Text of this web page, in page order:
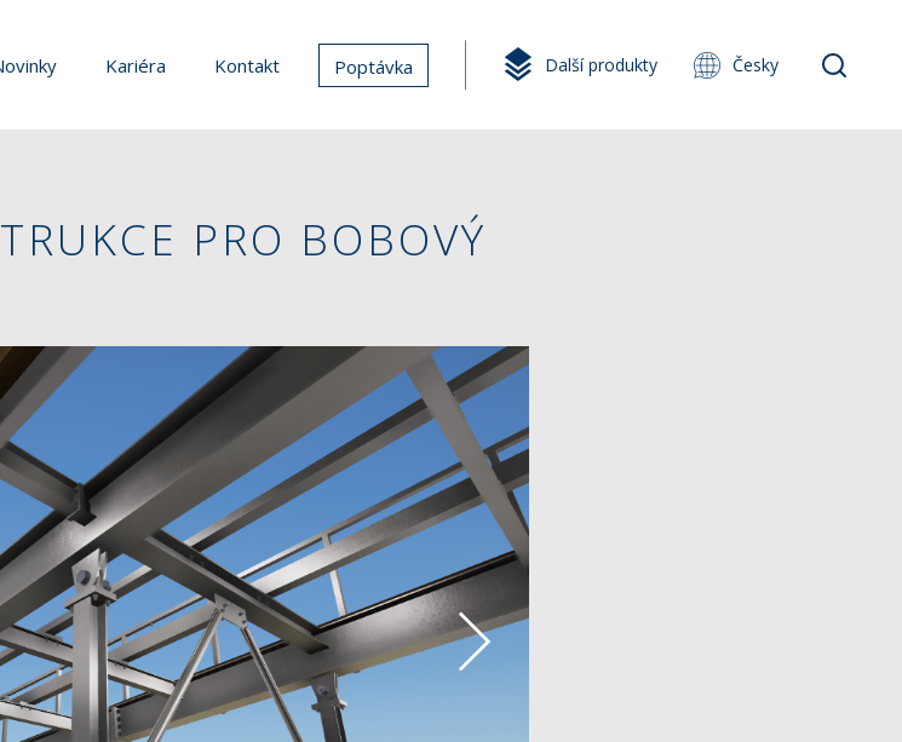
Kariéra Kontakt Poptávka Další produkty Česky
PRO BOBOVÝ